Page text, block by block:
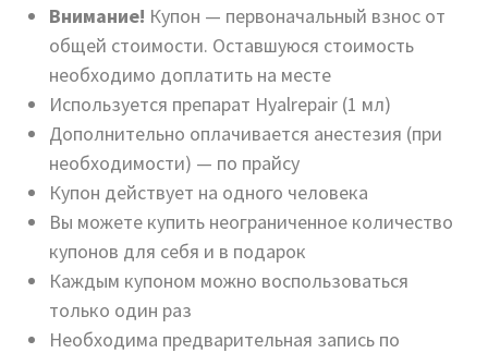
Внимание! Купон — первоначальный взнос от
общей стоимости. Оставшуюся стоимость
необходимо доплатить на месте
Используется препарат Hyalrepair (1 мл)
Дополнительно оплачивается анестезия (при
необходимости) — по прайсу
Купон действует на одного человека
Вы можете купить неограниченное количество
купонов для себя и в подарок
Каждым купоном можно воспользоваться
только один раз
Необходима предварительная запись по